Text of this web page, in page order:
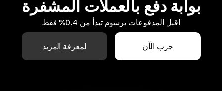
بوابة دفع بالعملات المشفرة
اقبل المدفوعات برسوم تبدأ من 0.4% فقط
جرب الآن لمعرفة المزيد